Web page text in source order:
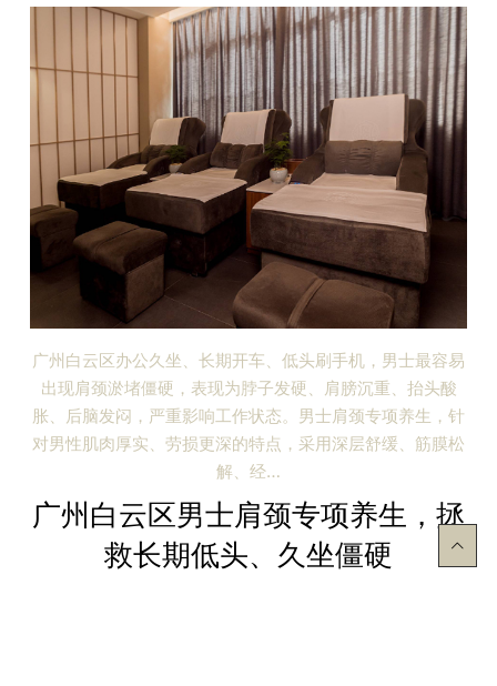
广州白云区忙碌一整天之后，浑身僵硬、肩背发紧、身心俱
疲，单纯躺着根本解不了乏。一次完整的全身放松按摩，可
以从头到脚释放身体压力。从头部舒缓、肩颈疏通、背部开
揉、腰背放松、腿部释压，全覆盖式调理，不放过任何一处
疲劳…
广州白云区全身放松按摩，卸下整
日疲惫，轻松治愈一整天